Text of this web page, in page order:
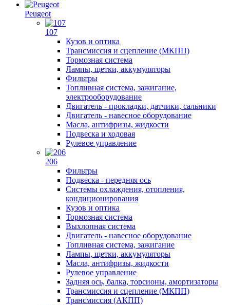
Peugeot
107
Кузов и оптика
Трансмиссия и сцепление (МКПП)
Тормозная система
Лампы, щетки, аккумуляторы
Фильтры
Топливная система, зажигание,
электрооборудование
Двигатель - прокладки, датчики, сальники
Двигатель - навесное оборудование
Масла, антифризы, жидкости
Подвеска и ходовая
Рулевое управление
206
Фильтры
Подвеска - передняя ось
Системы охлаждения, отопления,
кондиционирования
Кузов и оптика
Тормозная система
Выхлопная система
Двигатель - навесное оборудование
Топливная система, зажигание
Лампы, щетки, аккумуляторы
Масла, антифризы, жидкости
Рулевое управление
Задняя ось, балка, торсионы, амортизаторы
Трансмиссия и сцепление (МКПП)
Трансмиссия (АКПП)